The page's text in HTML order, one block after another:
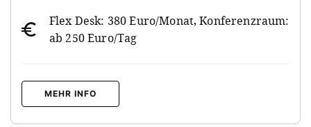
Flex Desk: 380 Euro/Monat, Konferenzraum:
ab 250 Euro/Tag
MEHR INFO